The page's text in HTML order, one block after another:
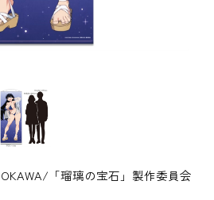
「瑠璃の宝石」製作委員会